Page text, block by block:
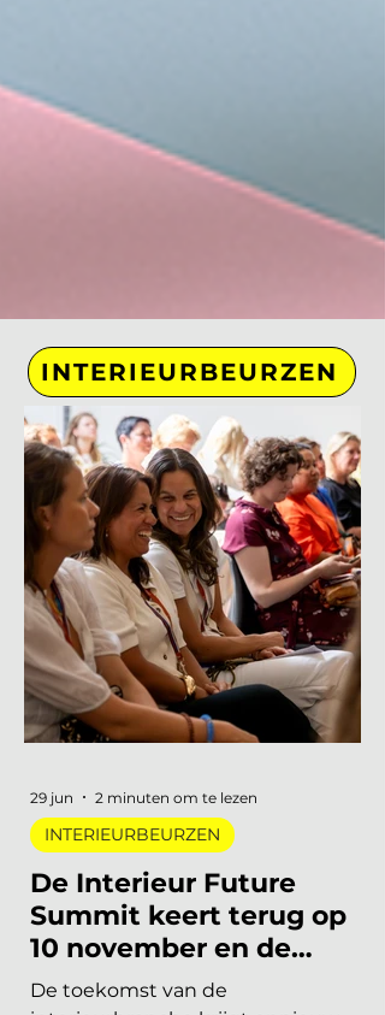
Marleen | Interieur Nieuws
19 mei
2 minuten om te lezen
VERDIEPING
Hoeveel commissie
vraag jij als
interieurprofessional
je leveranciers?
De interieurontwerper en
interieurarchitect spelen een grotere
rol dan ooit. Klanten zoeken
begeleiding, willen ontzorgd worden
vertrouwen op de expertise van een
professional die de markt kent. Dat
INTERIEURBEURZEN
De Interieur Future
Summit keert terug op
10 november en de
INTERIEURBEURZEN
29 jun 2 minuten om te lezen